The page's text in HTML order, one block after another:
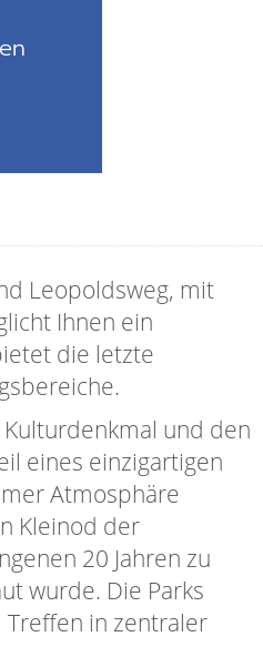
Leopoldsweg, mit
Ihnen ein
die letzte
und den
eines einzigartigen
Atmosphäre
Kleinod der
20 Jahren zu
wurde. Die Parks
Treffen in zentraler